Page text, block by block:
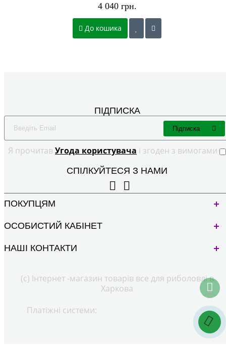
4 040 грн.
До кошика
ПІДПИСКА
Я прочитав Угода користувача і згоден з вимогами
Підписка
СПІЛКУЙТЕСЯ З НАМИ
ПОКУПЦЯМ
ОСОБИСТИЙ КАБІНЕТ
НАШІ КОНТАКТИ
(с) Інтернет -магазин товарів все для риболовлі в
Харкова
Платіжні системи: